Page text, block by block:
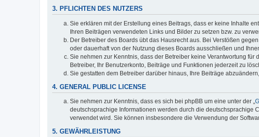
3. PFLICHTEN DES NUTZERS
Sie erklären mit der Erstellung eines Beitrags, dass er keine Inhalte
Ihren Beiträgen verwendeten Links und Bilder zu setzen bzw. zu
Der Betreiber des Boards übt das Hausrecht aus. Bei Verstößen
oder dauerhaft von der Nutzung dieses Boards ausschließen und
Sie nehmen zur Kenntnis, dass der Betreiber keine Verantwortung
Betreiber, Ihr Benutzerkonto, Beiträge und Funktionen jederzeit zu
Sie gestatten dem Betreiber darüber hinaus, Ihre Beiträge
4. GENERAL PUBLIC LICENSE
Sie nehmen zur Kenntnis, dass es sich bei phpBB um eine unter der „
deutschsprachige Informationen werden durch die deutschsprachige
verwendet wird. Sie können insbesondere die Verwendung der
5. GEWÄHRLEISTUNG